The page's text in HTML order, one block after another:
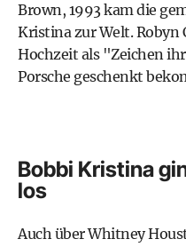
Brown, 1993 kam die
Kristina zur Welt. Robyn
Hochzeit als "Zeichen
Porsche geschenkt
Bobbi Kristina
los
Auch über Whitney